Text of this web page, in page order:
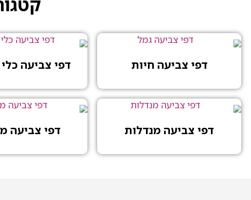
דפי צביעה חיות דפי צביעה
דפי צביעה מנדלות דפי צביעה